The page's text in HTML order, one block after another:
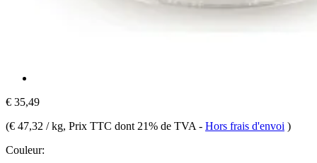
€ 35,49
(€ 47,32 / kg, Prix TTC dont 21% de TVA - Hors frais d'envoi )
Couleur: